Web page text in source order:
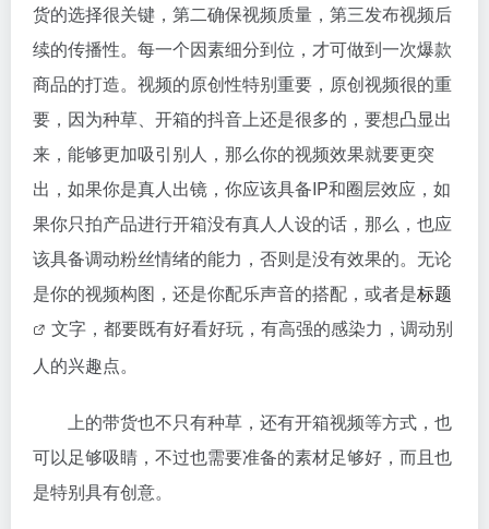
货的选择很关键，第二确保视频质量，第三发布视频后
续的传播性。每一个因素细分到位，才可做到一次爆款
商品的打造。视频的原创性特别重要，原创视频很的重
要，因为种草、开箱的抖音上还是很多的，要想凸显出
来，能够更加吸引别人，那么你的视频效果就要更突
出，如果你是真人出镜，你应该具备IP和圈层效应，如
果你只拍产品进行开箱没有真人人设的话，那么，也应
该具备调动粉丝情绪的能力，否则是没有效果的。无论
是你的视频构图，还是你配乐声音的搭配，或者是标题
文字，都要既有好看好玩，有高强的感染力，调动别
人的兴趣点。
上的带货也不只有种草，还有开箱视频等方式，也
可以足够吸睛，不过也需要准备的素材足够好，而且也
是特别具有创意。